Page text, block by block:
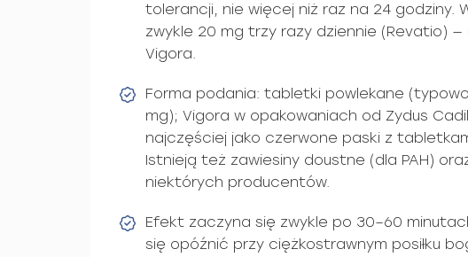
tolerancji, nie więcej niż raz na 24 godziny.
zwykle 20 mg trzy razy dziennie (Revatio)
Vigora.
Forma podania: tabletki powlekane
mg); Vigora w opakowaniach od Zydus
najczęściej jako czerwone paski z
Istnieją też zawiesiny doustne (dla PAH)
niektórych producentów.
Efekt zaczyna się zwykle po 30–60
się opóźnić przy ciężkostrawnym posiłku